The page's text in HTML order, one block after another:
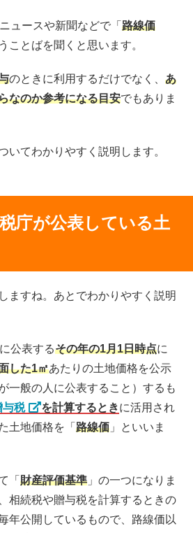
ュースや新聞などで「 路線価
ことばを聞くと思います。
のときに利用するだけでなく、 あ
なのか参考になる目安でもありま
いてわかりやすく説明します。
庁が公表している土
ますね。あとでわかりやすく説明
公表するその年の1月1日時点に
した1㎡あたりの土地価格を公示
一般の人に公表すること）するも
与税 を計算するときに活用され
土地価格を「 路線価」といいま
「 財産評価基準」の一つになりま
相続税や贈与税を計算するときの
年公開しているもので、路線価以